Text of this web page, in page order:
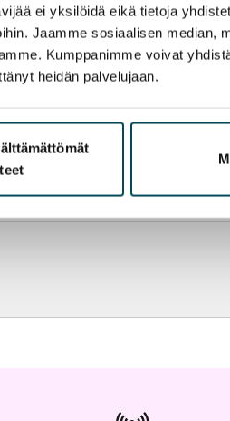
ei yksilöidä eikä tietoja
Jaamme sosiaalisen median,
Kumppanimme voivat
heidän palvelujaan.
kartta